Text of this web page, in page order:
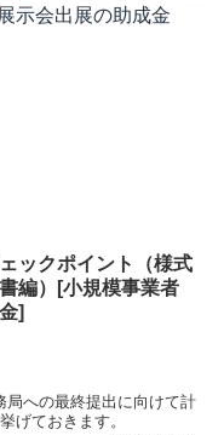
示会出展の助成金
ックポイント（様式
編）[小規模事業者
]
局への最終提出に向けて計
げておきます。